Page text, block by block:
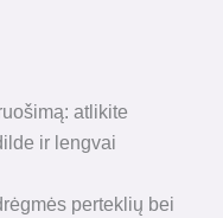
atlikite
ir lengvai
perteklių bei